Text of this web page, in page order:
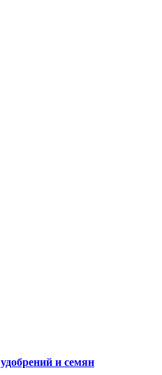
и семян